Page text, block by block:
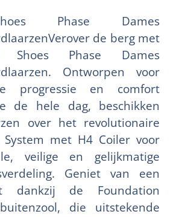
Phase Dames
de berg met
Phase Dames
Ontworpen voor
progressie en comfort
de hele dag, beschikken
over het revolutionaire
met H4 Coiler voor
veilige en gelijkmatige
Geniet van een
dankzij de Foundation
die uitstekende